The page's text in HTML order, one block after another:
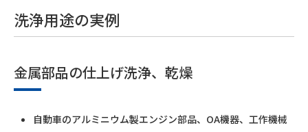
洗浄用途の実例
金属部品の仕上げ洗浄、乾燥
自動車のアルミニウム製エンジン部品、OA機器、工作機械